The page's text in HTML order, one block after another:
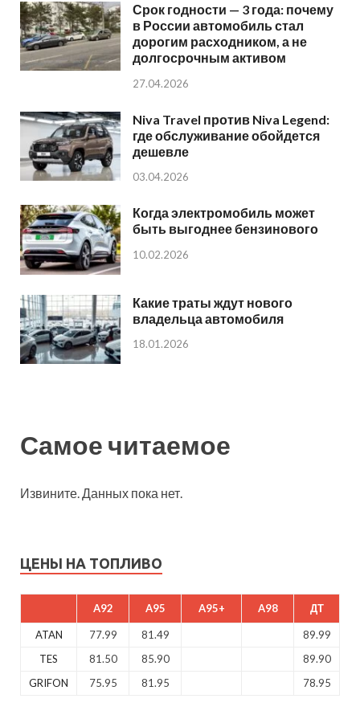
Срок годности — 3 года: почему
в России автомобиль стал
дорогим расходником, а не
долгосрочным активом
27.04.2026
Niva Travel против Niva Legend:
где обслуживание обойдется
дешевле
03.04.2026
Когда электромобиль может
быть выгоднее бензинового
10.02.2026
Какие траты ждут нового
владельца автомобиля
18.01.2026
Самое читаемое
Извините. Данных пока нет.
ЦЕНЫ НА ТОПЛИВО
A92 A95 A95+ A98 ДТ
ATAN 77.99 81.49
89.99
TES
81.50 85.90
89.90
GRIFON
75.95 81.95 78.95